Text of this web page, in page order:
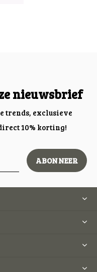
nieuwsbrief
trends, exclusieve
10% korting!
ABONNEER